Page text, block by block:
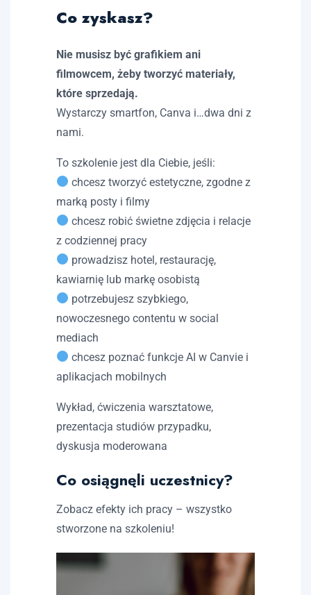
Co zyskasz?
Nie musisz być grafikiem ani
filmowcem, żeby tworzyć materiały,
które sprzedają.
Wystarczy smartfon, Canva i…dwa dni z
nami.
To szkolenie jest dla Ciebie, jeśli:
chcesz tworzyć estetyczne, zgodne z
marką posty i filmy
chcesz robić świetne zdjęcia i relacje
z codziennej pracy
prowadzisz hotel, restaurację,
kawiarnię lub markę osobistą
potrzebujesz szybkiego,
nowoczesnego contentu w social
mediach
chcesz poznać funkcje AI w Canvie i
aplikacjach mobilnych
Wykład, ćwiczenia warsztatowe,
prezentacja studiów przypadku,
dyskusja moderowana
Co osiągnęli uczestnicy?
Zobacz efekty ich pracy – wszystko
stworzone na szkoleniu!